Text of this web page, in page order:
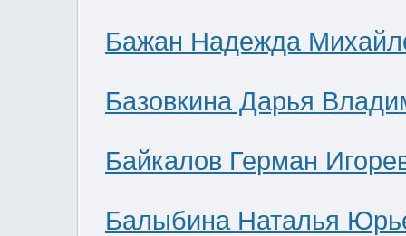
Бажан Надежда
Базовкина Дарья
Байкалов Герман
Балыбина Наталья